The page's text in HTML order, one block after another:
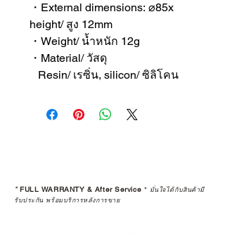
・External dimensions: ⌀85x
height/ สูง 12mm
・Weight/ น้ำหนัก 12g
・Material/ วัสดุ
Resin/ เรซิ่น, silicon/ ซิลิโคน
*FULL WARRANTY & After Service * มั่นใจได้กับสินค้ามี
รับประกัน พร้อมบริการหลังการขาย